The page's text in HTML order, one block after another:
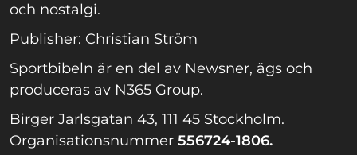
och nostalgi.
Publisher: Christian Ström
Sportbibeln är en del av Newsner, ägs och
produceras av N365 Group.
Birger Jarlsgatan 43, 111 45 Stockholm.
Organisationsnummer 556724-1806.